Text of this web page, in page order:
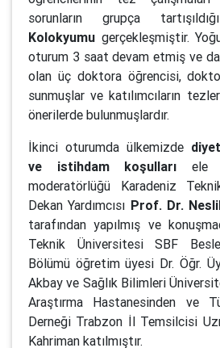
sorunların grupça
Kolokyumu gerçekleşmiştir.
oturum 3 saat devam etmiş ve
olan üç doktora öğrencisi,
sunmuşlar ve katılımcıların
önerilerde bulunmuşlardır.
İkinci oturumda ülkemizde
ve istihdam koşulları ele
moderatörlüğü Karadeniz
Dekan Yardımcısı Prof. Dr.
tarafından yapılmış ve
Teknik Üniversitesi SBF
Bölümü öğretim üyesi Dr. Öğr.
Akbay ve Sağlık Bilimleri
Araştırma Hastanesinden ve
Derneği Trabzon İl Temsilcisi
Kahriman katılmıştır.